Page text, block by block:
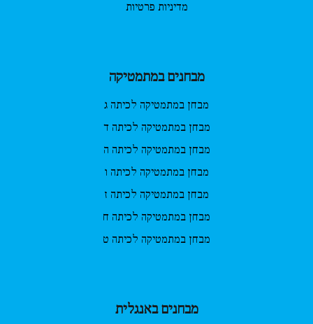
מדיניות פרטיות
מבחנים במתמטיקה
מבחן במתמטיקה לכיתה ג
מבחן במתמטיקה לכיתה ד
מבחן במתמטיקה לכיתה ה
מבחן במתמטיקה לכיתה ו
מבחן במתמטיקה לכיתה ז
מבחן במתמטיקה לכיתה ח
מבחן במתמטיקה לכיתה ט
מבחנים באנגלית